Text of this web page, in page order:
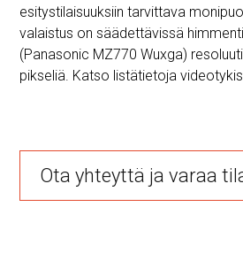
esitystilaisuuksiin tarvittava
valaistus on säädettävissä
(Panasonic MZ770 Wuxga)
pikseliä. Katso listätietoja
Ota yhteyttä ja varaa